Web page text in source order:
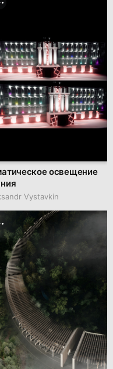
освещение
Vystavkin